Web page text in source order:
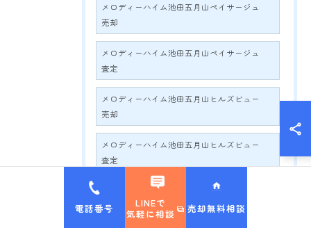
メロディーハイム池田五月山ペイサージュ
売却
メロディーハイム池田五月山ペイサージュ
査定
メロディーハイム池田五月山ヒルズビュー
売却
メロディーハイム池田五月山ヒルズビュー
査定
アービング池田五月丘 売却
アービング池田五月丘 査定
電話番号
LINEで
気軽に相談
売却無料相談